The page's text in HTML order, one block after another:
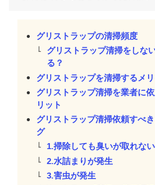
グリストラップの清掃頻度
グリストラップ清掃をしな
る？
グリストラップを清掃するメ
グリストラップ清掃を業者に
リット
グリストラップ清掃依頼すべ
グ
1.掃除しても臭いが取れない
2.水詰まりが発生
3.害虫が発生